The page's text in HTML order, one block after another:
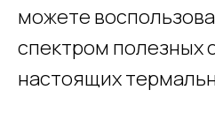
можете
спектром полезных
настоящих